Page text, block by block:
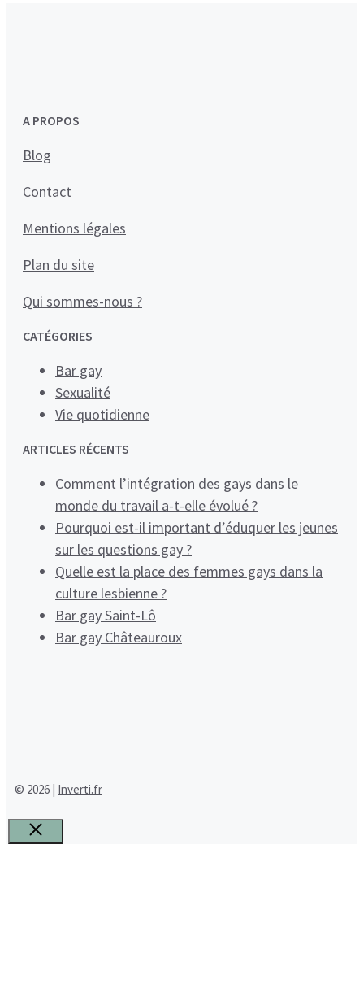
A PROPOS
Blog
Contact
Mentions légales
Plan du site
Qui sommes-nous ?
CATÉGORIES
Bar gay
Sexualité
Vie quotidienne
ARTICLES RÉCENTS
Comment l’intégration des gays dans le
monde du travail a-t-elle évolué ?
Pourquoi est-il important d’éduquer les jeunes
sur les questions gay ?
Quelle est la place des femmes gays dans la
culture lesbienne ?
Bar gay Saint-Lô
Bar gay Châteauroux
© 2026 | Inverti.fr
Fermer